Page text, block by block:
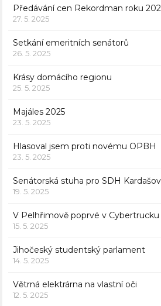
Předávání cen Rekordman roku
27. 5. 2025
Setkání emeritních senátorů
26. 5. 2025
Krásy domácího regionu
25. 5. 2025
Majáles 2025
23. 5. 2025
Hlasoval jsem proti novému OPBH
23. 5. 2025
Senátorská stuha pro SDH
19. 5. 2025
V Pelhřimově poprvé v Cybertrucku
15. 5. 2025
Jihočeský studentský parlament
14. 5. 2025
Větrná elektrárna na vlastní oči
12. 5. 2025